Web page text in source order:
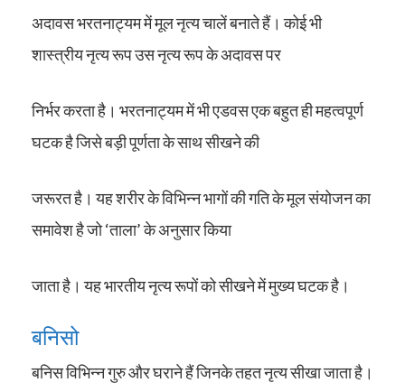
अदावस भरतनाट्यम में मूल नृत्य चालें बनाते हैं। कोई भी
शास्त्रीय नृत्य रूप उस नृत्य रूप के अदावस पर
निर्भर करता है। भरतनाट्यम में भी एडवस एक बहुत ही महत्वपूर्ण
घटक है जिसे बड़ी पूर्णता के साथ सीखने की
जरूरत है। यह शरीर के विभिन्न भागों की गति के मूल संयोजन का
समावेश है जो ‘ताला’ के अनुसार किया
जाता है। यह भारतीय नृत्य रूपों को सीखने में मुख्य घटक है।
बनिसो
बनिस विभिन्न गुरु और घराने हैं जिनके तहत नृत्य सीखा जाता है।